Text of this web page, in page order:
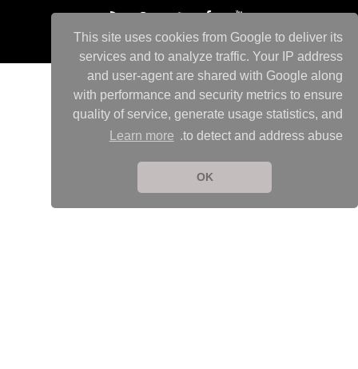
This site uses cookies from Google to deliver its
services and to analyze traffic. Your IP address
and user-agent are shared with Google along
with performance and security metrics to ensure
quality of service, generate usage statistics, and
to detect and address abuse.
Learn more
OK